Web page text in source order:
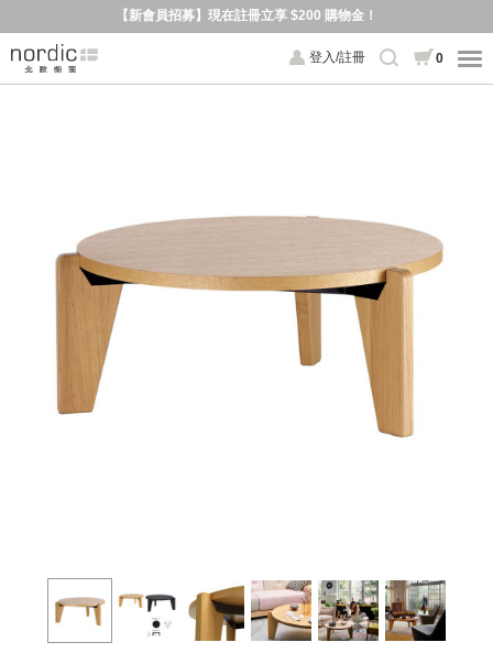
【新會員招募】現在註冊立享 $200 購物金！
登入/註冊 0